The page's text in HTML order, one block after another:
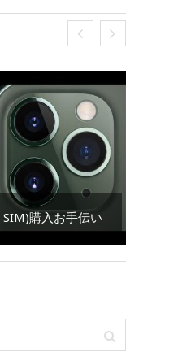
購入お手伝い